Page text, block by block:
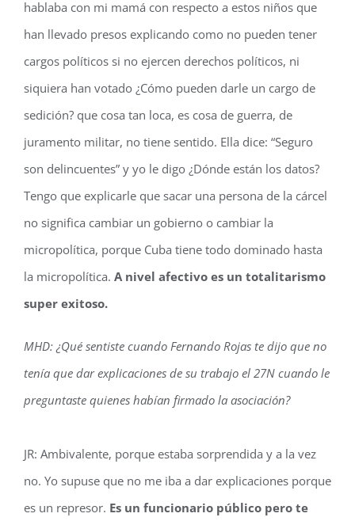
hablaba con mi mamá con respecto a estos niños que
han llevado presos explicando como no pueden tener
cargos políticos si no ejercen derechos políticos, ni
siquiera han votado ¿Cómo pueden darle un cargo de
sedición? que cosa tan loca, es cosa de guerra, de
juramento militar, no tiene sentido. Ella dice: “Seguro
son delincuentes” y yo le digo ¿Dónde están los datos?
Tengo que explicarle que sacar una persona de la cárcel
no significa cambiar un gobierno o cambiar la
micropolítica, porque Cuba tiene todo dominado hasta
la micropolítica. A nivel afectivo es un totalitarismo
super exitoso.
MHD: ¿Qué sentiste cuando Fernando Rojas te dijo que no
tenía que dar explicaciones de su trabajo el 27N cuando le
preguntaste quienes habían firmado la asociación?
JR: Ambivalente, porque estaba sorprendida y a la vez
no. Yo supuse que no me iba a dar explicaciones porque
es un represor. Es un funcionario público pero te